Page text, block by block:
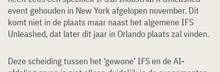
event gehouden in New York afgelopen november. Dit
komt niet in de plaats maar naast het algemene IFS
Unleashed, dat later dit jaar in Orlando plaats zal vinden.
Deze scheiding tussen het ‘gewone’ IFS en de AI-